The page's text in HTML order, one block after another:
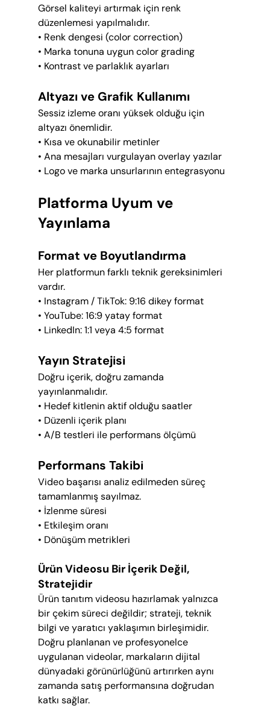
Görsel kaliteyi artırmak için renk
düzenlemesi yapılmalıdır.
• Renk dengesi (color correction)
• Marka tonuna uygun color grading
• Kontrast ve parlaklık ayarları
Altyazı ve Grafik Kullanımı
Sessiz izleme oranı yüksek olduğu için
altyazı önemlidir.
• Kısa ve okunabilir metinler
• Ana mesajları vurgulayan overlay yazılar
• Logo ve marka unsurlarının entegrasyonu
Platforma Uyum ve
Yayınlama
Format ve Boyutlandırma
Her platformun farklı teknik gereksinimleri
vardır.
• Instagram / TikTok: 9:16 dikey format
• YouTube: 16:9 yatay format
• LinkedIn: 1:1 veya 4:5 format
Yayın Stratejisi
Doğru içerik, doğru zamanda
yayınlanmalıdır.
• Hedef kitlenin aktif olduğu saatler
• Düzenli içerik planı
• A/B testleri ile performans ölçümü
Performans Takibi
Video başarısı analiz edilmeden süreç
tamamlanmış sayılmaz.
• İzlenme süresi
• Etkileşim oranı
• Dönüşüm metrikleri
Ürün Videosu Bir İçerik Değil,
Stratejidir
Ürün tanıtım videosu hazırlamak yalnızca
bir çekim süreci değildir; strateji, teknik
bilgi ve yaratıcı yaklaşımın birleşimidir.
Doğru planlanan ve profesyonelce
uygulanan videolar, markaların dijital
dünyadaki görünürlüğünü artırırken aynı
zamanda satış performansına doğrudan
katkı sağlar.